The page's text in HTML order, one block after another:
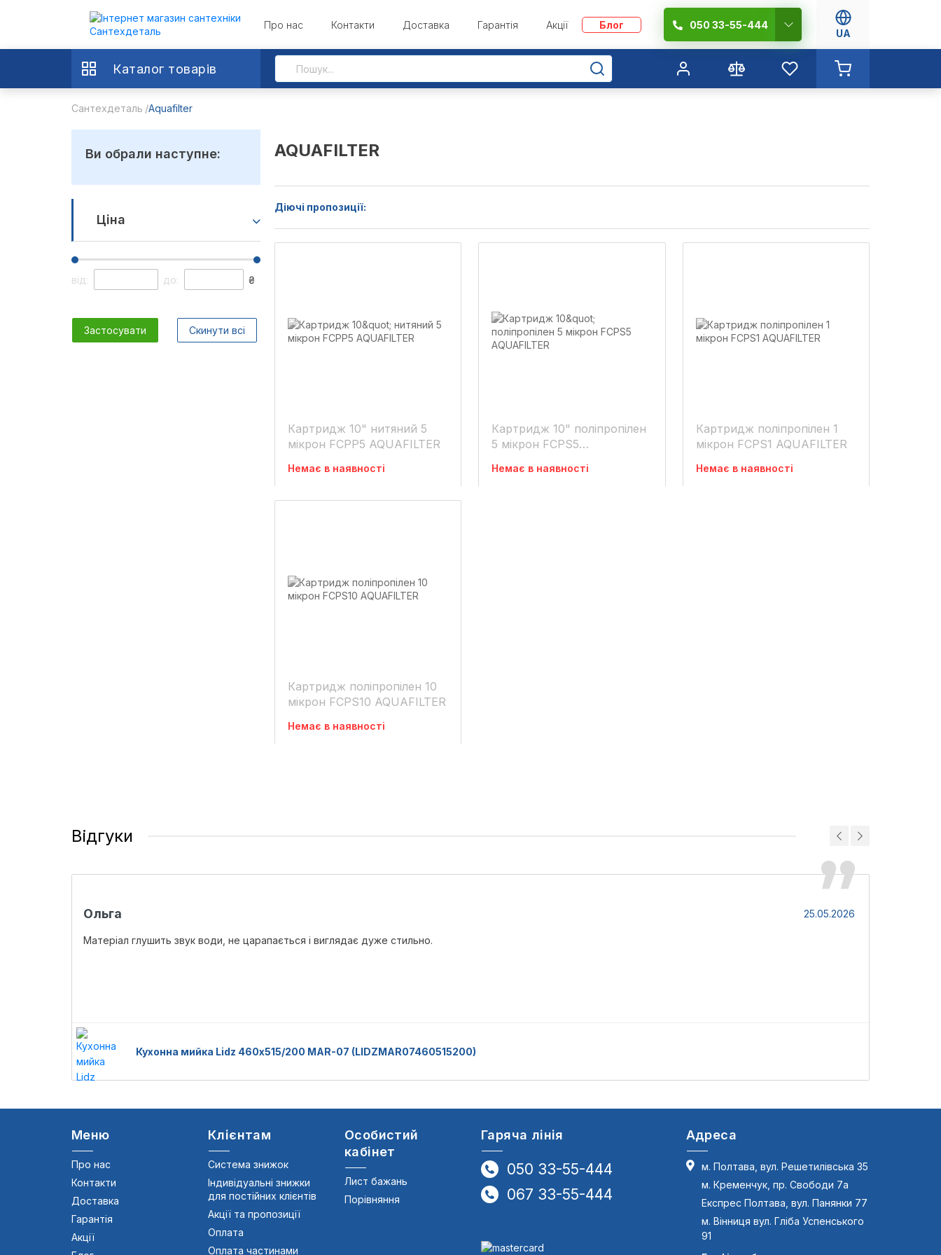
Про нас Контакти Доставка Гарантія Акції Блог 050 33-55-444
UA
Каталог товарів
Сантехдеталь Aquafilter
Ви обрали наступне:
Ціна
від: до: ₴
Застосувати Скинути всі
AQUAFILTER
Діючі пропозиції:
Картридж 10" нитяний 5
мікрон FCPP5 AQUAFILTER
Немає в наявності
Картридж 10" поліпропілен
5 мікрон FCPS5
Немає в наявності
Картридж поліпропілен 1
мікрон FCPS1 AQUAFILTER
Немає в наявності
Картридж поліпропілен 10
мікрон FCPS10 AQUAFILTER
Немає в наявності
Відгуки
Ольга 25.05.2026
Матеріал глушить звук води, не царапається і виглядає дуже стильно.
Кухонна мийка Lidz 460х515/200 MAR-07 (LIDZMAR07460515200)
Меню
Про нас
Контакти
Доставка
Гарантія
Акції
Клієнтам
Система знижок
Індивідуальні знижки
для постійних клієнтів
Акції та пропозиції
Оплата
Оплата частинами
Особистий
кабінет
Лист бажань
Порівняння
Гаряча лінія
050 33-55-444
067 33-55-444
Адреса
м. Полтава, вул. Решетилівська 35
м. Кременчук, пр. Свободи 7а
Експрес Полтава, вул. Панянки 77
м. Вінниця вул. Гліба Успенського
91